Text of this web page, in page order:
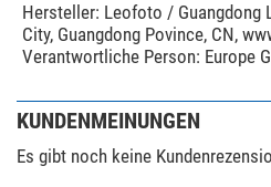
Hersteller: Leofoto / Guangdong
City, Guangdong Povince, CN,
Verantwortliche Person: Europe
KUNDENMEINUNGEN
Es gibt noch keine